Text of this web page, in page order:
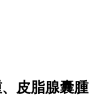
皮脂腺囊腫